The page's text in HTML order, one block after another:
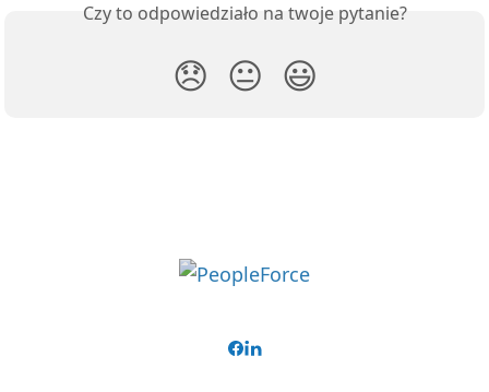
Czy to odpowiedziało na twoje pytanie?
😞 😐 😃